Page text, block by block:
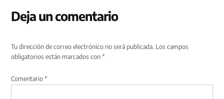
Deja un comentario
Tu dirección de correo electrónico no será publicada. Los campos
obligatorios están marcados con*
Comentario*